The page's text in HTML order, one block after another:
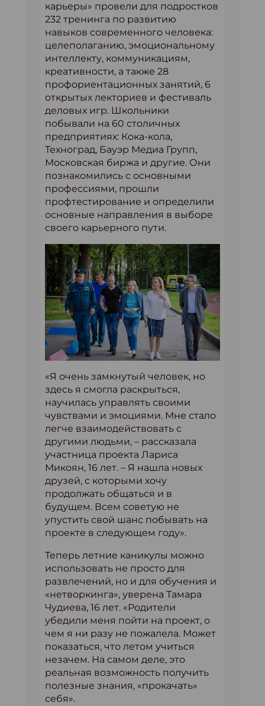
карьеры» провели для подростков
232 тренинга по развитию
навыков современного человека:
целеполаганию, эмоциональному
интеллекту, коммуникациям,
креативности, а также 28
профориентационных занятий, 6
открытых лекториев и фестиваль
деловых игр. Школьники
побывали на 60 столичных
предприятиях: Кока-кола,
Техноград, Бауэр Медиа Групп,
Московская биржа и другие. Они
познакомились с основными
профессиями, прошли
профтестирование и определили
основные направления в выборе
своего карьерного пути.
«Я очень замкнутый человек, но
здесь я смогла раскрыться,
научилась управлять своими
чувствами и эмоциями. Мне стало
легче взаимодействовать с
другими людьми, – рассказала
участница проекта Лариса
Микоян, 16 лет. – Я нашла новых
друзей, с которыми хочу
продолжать общаться и в
будущем. Всем советую не
упустить свой шанс побывать на
проекте в следующем году».
Теперь летние каникулы можно
использовать не просто для
развлечений, но и для обучения и
«нетворкинга», уверена Тамара
Чудиева, 16 лет. «Родители
убедили меня пойти на проект, о
чем я ни разу не пожалела. Может
показаться, что летом учиться
незачем. На самом деле, это
реальная возможность получить
полезные знания, «прокачать»
себя».